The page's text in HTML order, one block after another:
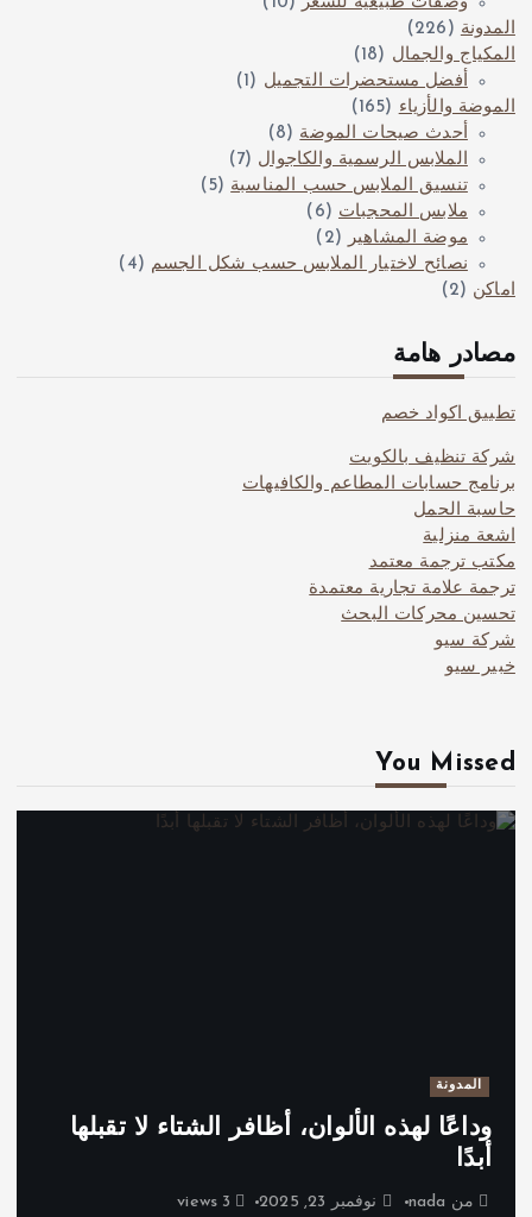
المدونة(226)
المكياج والجمال (18)
أفضل مستحضرات التجميل (1)
الموضة والأزياء(165)
أحدث صيحات الموضة(8)
الملابس الرسمية والكاجوال (7)
تنسيق الملابس حسب المناسبة(5)
ملابس المحجبات(6)
موضة المشاهير(2)
نصائح لاختيار الملابس حسب شكل الجسم(4)
اماكن(2)
مصادر هامة
تطبيق اكواد خصم
شركة تنظيف بالكويت
برنامج حسابات المطاعم والكافيهات
حاسبة الحمل
اشعة منزلية
مكتب ترجمة معتمد
ترجمة علامة تجارية معتمدة
تحسين محركات البحث
شركة سيو
خبير سيو
You Missed
المدونة
وداعًا لهذه الألوان، أظافر الشتاء لا تقبلها
أبدًا
من nada نوفمبر 23, 2025 3 views